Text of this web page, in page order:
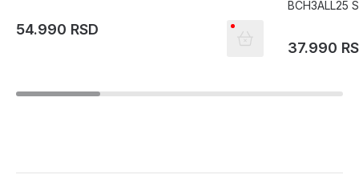
54.990 RSD
BCH3ALL25
37.990